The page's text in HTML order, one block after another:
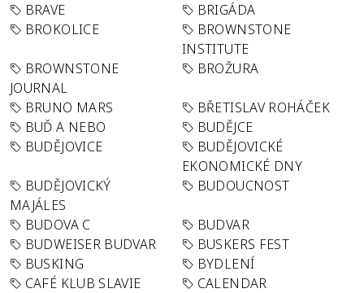
BRAVE
BRIGÁDA
BROKOLICE
BROWNSTONE
INSTITUTE
BROWNSTONE
JOURNAL
BROŽURA
BRUNO MARS
BŘETISLAV ROHÁČEK
BUĎ A NEBO
BUDĚJCE
BUDĚJOVICE
BUDĚJOVICKÉ
EKONOMICKÉ DNY
BUDĚJOVICKÝ
MAJÁLES
BUDOUCNOST
BUDOVA C
BUDVAR
BUDWEISER BUDVAR
BUSKERS FEST
BUSKING
BYDLENÍ
CAFÉ KLUB SLAVIE
CALENDAR